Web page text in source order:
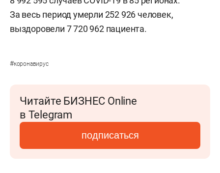
За весь период умерли 252 926 человек,
выздоровели 7 720 962 пациента.
#коронавирус
Читайте БИЗНЕС Online
в Telegram
подписаться